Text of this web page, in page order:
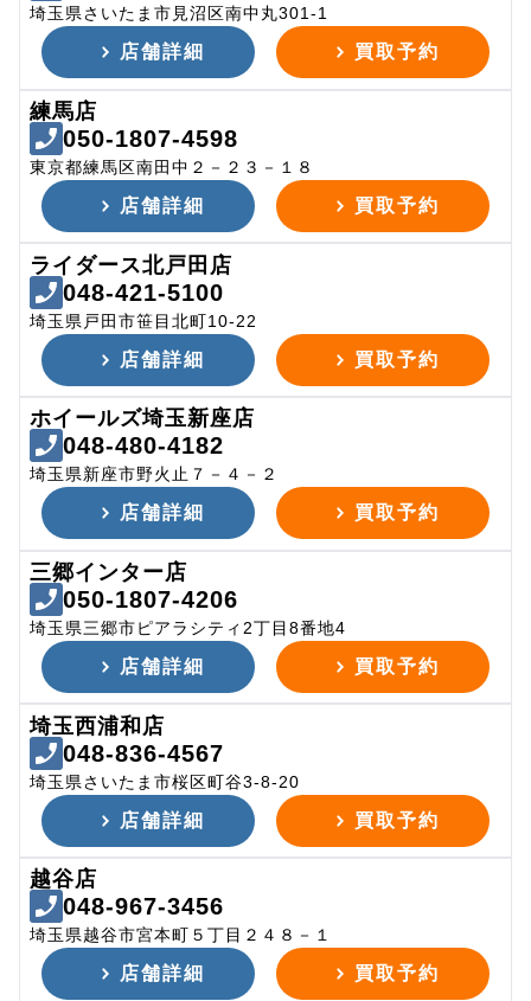
埼玉県さいたま市見沼区南中丸301-1
店舗詳細 買取予約
練馬店
050-1807-4598
東京都練馬区南田中２－２３－１８
店舗詳細 買取予約
ライダース北戸田店
048-421-5100
埼玉県戸田市笹目北町10-22
店舗詳細 買取予約
ホイールズ埼玉新座店
048-480-4182
埼玉県新座市野火止７－４－２
店舗詳細 買取予約
三郷インター店
050-1807-4206
埼玉県三郷市ピアラシティ2丁目8番地4
店舗詳細 買取予約
埼玉西浦和店
048-836-4567
埼玉県さいたま市桜区町谷3-8-20
店舗詳細 買取予約
越谷店
048-967-3456
埼玉県越谷市宮本町５丁目２４８－１
店舗詳細 買取予約